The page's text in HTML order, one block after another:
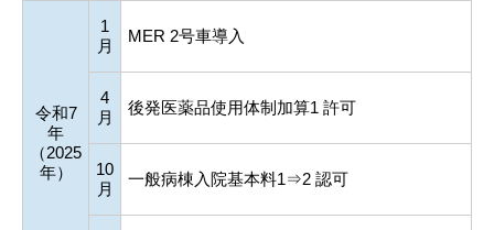
令和7
年
（2025
年）
1
月
MER 2号車導入
4
月
後発医薬品使用体制加算1 許可
10
月
一般病棟入院基本料1⇒2 認可